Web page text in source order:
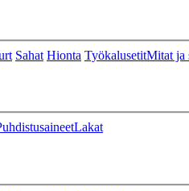
Sahat Hionta TyökalusetitMitat ja
Lakat